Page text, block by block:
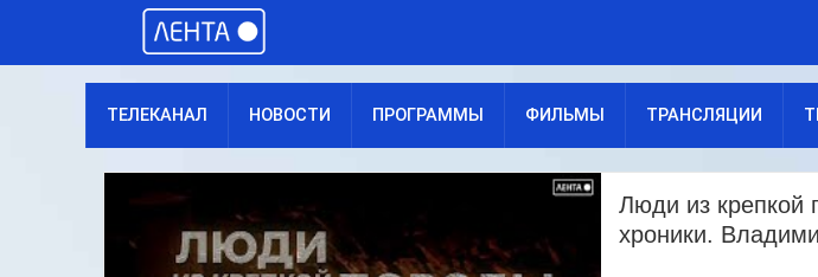
ТЕЛЕКАНАЛ НОВОСТИ ПРОГРАММЫ ФИЛЬМЫ ТРАНСЛЯЦИИ
Люди из крепкой
хроники.